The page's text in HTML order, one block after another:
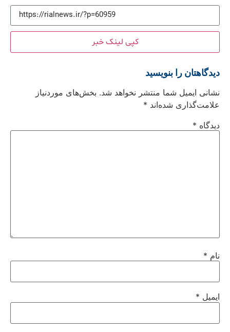
کپی لینک خبر
دیدگاهتان را بنویسید
نشانی ایمیل شما منتشر نخواهد شد. بخش‌های موردنیاز
علامت‌گذاری شده‌اند *
دیدگاه *
نام *
ایمیل *